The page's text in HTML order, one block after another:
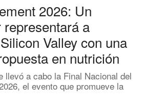
2026: Un
a
Valley con una
en nutrición
llevó a cabo la Final Nacional del
el evento que promueve la